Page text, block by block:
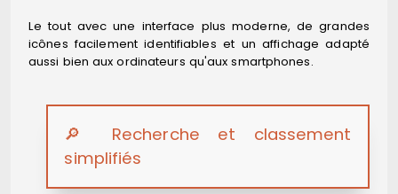
Le tout avec une interface plus moderne, de grandes
icônes facilement identifiables et un affichage adapté
aussi bien aux ordinateurs qu'aux smartphones.
🔎 Recherche et classement
simplifiés